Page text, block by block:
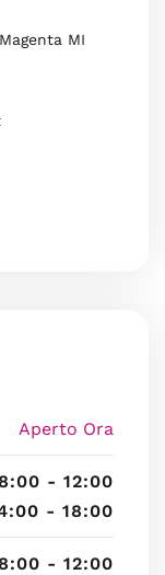
MI
Aperto Ora
- 12:00
- 18:00
- 12:00